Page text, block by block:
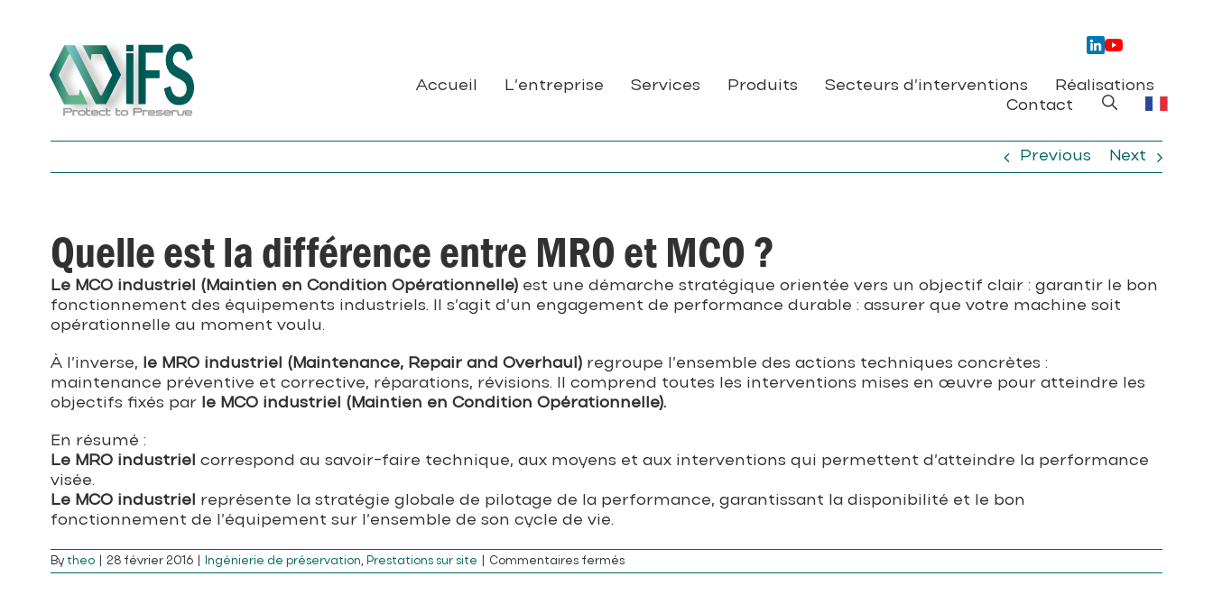
content
Accueil L’entreprise Services Produits Secteurs d’interventions
Réalisations
Contact
Previous Next
Quelle est la différence entre MRO et MCO ?
Le MCO industriel (Maintien en Condition Opérationnelle) est une démarche stratégique orientée vers un objectif clair : garantir le bon
fonctionnement des équipements industriels. Il s’agit d’un engagement de performance durable : assurer que votre machine soit
opérationnelle au moment voulu.
À l’inverse, le MRO industriel (Maintenance, Repair and Overhaul) regroupe l’ensemble des actions techniques concrètes :
maintenance préventive et corrective, réparations, révisions. Il comprend toutes les interventions mises en œuvre pour atteindre les
objectifs fixés par le MCO industriel (Maintien en Condition Opérationnelle).
En résumé :
Le MRO industriel correspond au savoir-faire technique, aux moyens et aux interventions qui permettent d’atteindre la performance
visée.
Le MCO industriel représente la stratégie globale de pilotage de la performance, garantissant la disponibilité et le bon
fonctionnement de l’équipement sur l’ensemble de son cycle de vie.
By theo 28 février 2016 Ingénierie de préservation, Prestations sur site Commentaires ferméssur
Quelle